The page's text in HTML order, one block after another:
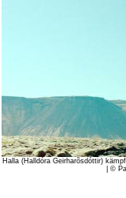
Halla (Halldóra Geirharõsdóttir)
| ©